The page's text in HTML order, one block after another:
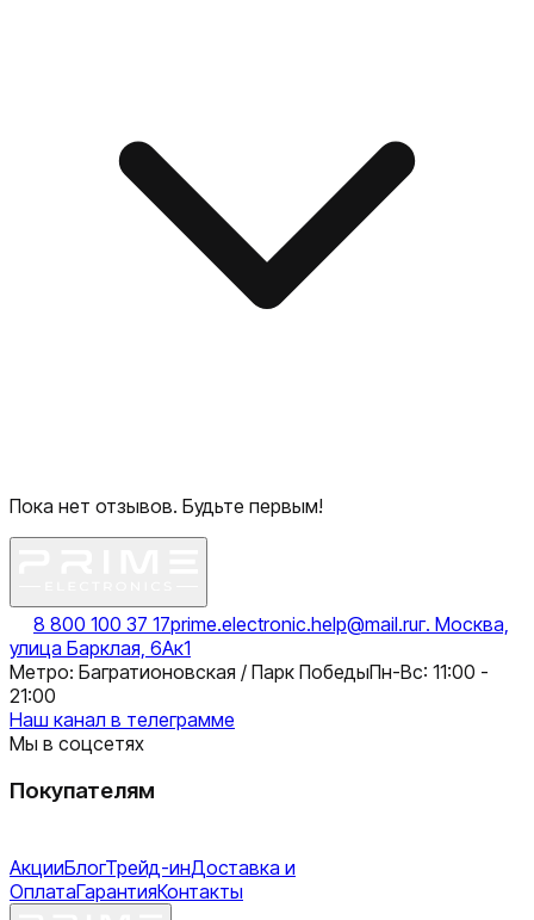
Пока нет отзывов. Будьте первым!
8 800 100 37 17prime.electronic.help@mail.ruг. Москва,
улица Барклая, 6Ак1
Метро: Багратионовская / Парк ПобедыПн-Вс: 11:00 -
21:00
Наш канал в телеграмме
Мы в соцсетях
Покупателям
АкцииБлогТрейд-инДоставка и
ОплатаГарантияКонтакты